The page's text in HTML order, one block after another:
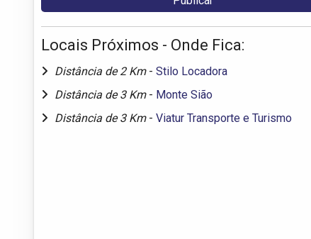
Locais Próximos - Onde Fica:
Distância de 2 Km - Stilo Locadora
Distância de 3 Km - Monte Sião
Distância de 3 Km - Viatur Transporte e Turismo